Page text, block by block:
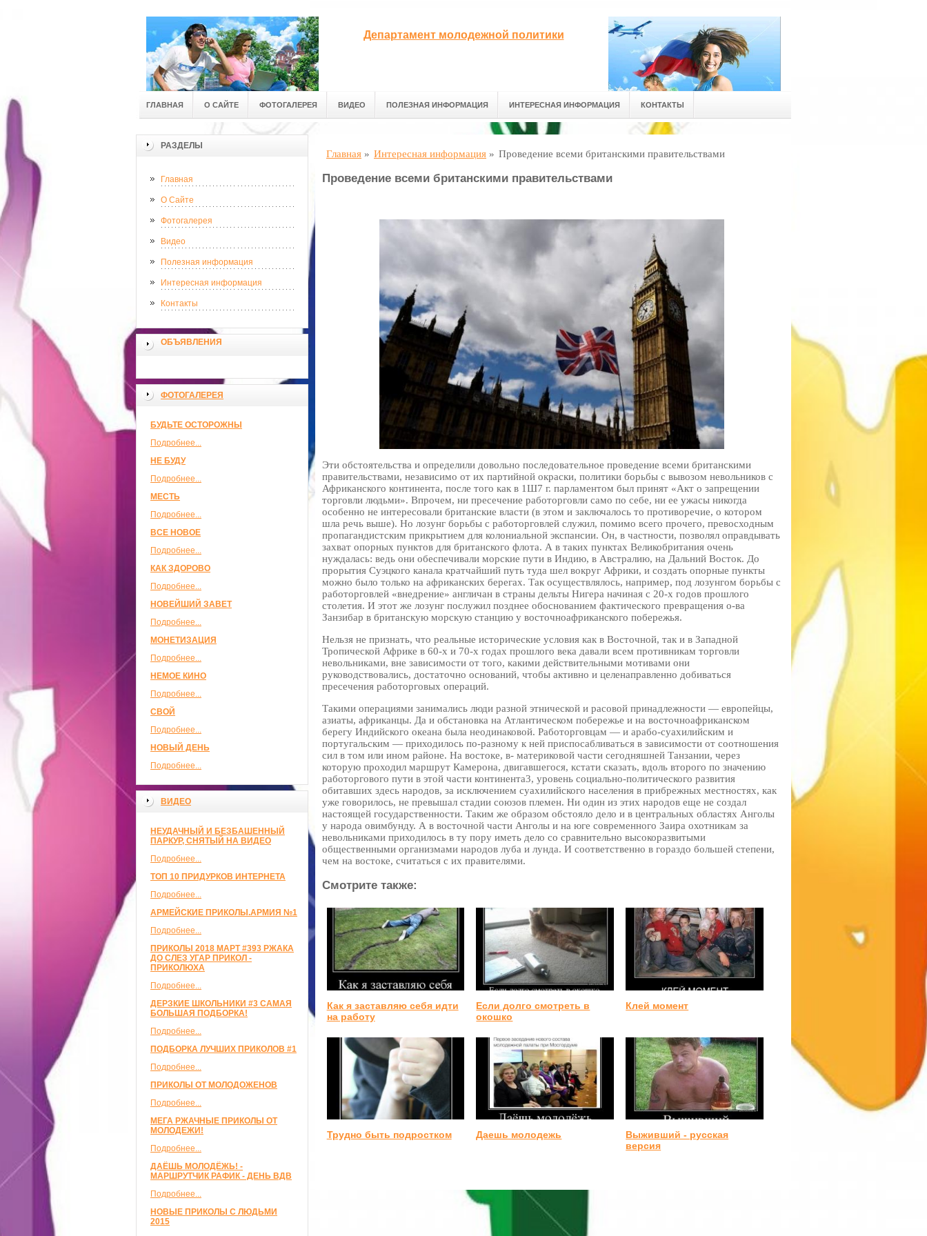
Департамент молодежной политики
ГЛАВНАЯ О САЙТЕ ФОТОГАЛЕРЕЯ ВИДЕО ПОЛЕЗНАЯ ИНФОРМАЦИЯ ИНТЕРЕСНАЯ ИНФОРМАЦИЯ КОНТАКТЫ
РАЗДЕЛЫ
Главная
О Сайте
Фотогалерея
Видео
Полезная информация
Интересная информация
Контакты
ОБЪЯВЛЕНИЯ
ФОТОГАЛЕРЕЯ
БУДЬТЕ ОСТОРОЖНЫ
Подробнее...
НЕ БУДУ
Подробнее...
МЕСТЬ
Подробнее...
ВСЕ НОВОЕ
Подробнее...
КАК ЗДОРОВО
Подробнее...
НОВЕЙШИЙ ЗАВЕТ
Подробнее...
МОНЕТИЗАЦИЯ
Подробнее...
НЕМОЕ КИНО
Подробнее...
СВОЙ
Подробнее...
НОВЫЙ ДЕНЬ
Подробнее...
ВИДЕО
НЕУДАЧНЫЙ И БЕЗБАШЕННЫЙ
ПАРКУР, СНЯТЫЙ НА ВИДЕО
Подробнее...
ТОП 10 ПРИДУРКОВ ИНТЕРНЕТА
Подробнее...
АРМЕЙСКИЕ ПРИКОЛЫ.АРМИЯ №1
Подробнее...
ПРИКОЛЫ 2018 МАРТ #393 РЖАКА
ДО СЛЕЗ УГАР ПРИКОЛ -
ПРИКОЛЮХА
Подробнее...
ДЕРЗКИЕ ШКОЛЬНИКИ #3 САМАЯ
БОЛЬШАЯ ПОДБОРКА!
Подробнее...
ПОДБОРКА ЛУЧШИХ ПРИКОЛОВ #1
Подробнее...
ПРИКОЛЫ ОТ МОЛОДОЖЕНОВ
Подробнее...
МЕГА РЖАЧНЫЕ ПРИКОЛЫ ОТ
МОЛОДЕЖИ!
Подробнее...
ДАЁШЬ МОЛОДЁЖЬ! -
МАРШРУТЧИК РАФИК - ДЕНЬ ВДВ
Подробнее...
НОВЫЕ ПРИКОЛЫ С ЛЮДЬМИ
2015
Главная » Интересная информация » Проведение всеми британскими правительствами
Проведение всеми британскими правительствами
Эти обстоятельства и определили довольно последовательное проведение всеми британскими
правительствами, независимо от их партийной окраски, политики борьбы с вывозом невольников с
Африканского континента, после того как в 1Ш7 г. парламентом был принят «Акт о запрещении
торговли людьми». Впрочем, ни пресечение работорговли само по себе, ни ее ужасы никогда
особенно не интересовали британские власти (в этом и заключалось то противоречие, о котором
шла речь выше). Но лозунг борьбы с работорговлей служил, помимо всего прочего, превосходным
пропагандистским прикрытием для колониальной экспансии. Он, в частности, позволял оправдывать
захват опорных пунктов для британского флота. А в таких пунктах Великобритания очень
нуждалась: ведь они обеспечивали морские пути в Индию, в Австралию, на Дальний Восток. До
прорытия Суэцкого канала кратчайший путь туда шел вокруг Африки, и создать опорные пункты
можно было только на африканских берегах. Так осуществлялось, например, под лозунгом борьбы с
работорговлей «внедрение» англичан в страны дельты Нигера начиная с 20-х годов прошлого
столетия. И этот же лозунг послужил позднее обоснованием фактического превращения о-ва
Занзибар в британскую морскую станцию у восточноафриканского побережья.
Нельзя не признать, что реальные исторические условия как в Восточной, так и в Западной
Тропической Африке в 60-х и 70-х годах прошлого века давали всем противникам торговли
невольниками, вне зависимости от того, какими действительными мотивами они
руководствовались, достаточно оснований, чтобы активно и целенаправленно добиваться
пресечения работорговых операций.
Такими операциями занимались люди разной этнической и расовой принадлежности — европейцы,
азиаты, африканцы. Да и обстановка на Атлантическом побережье и на восточноафриканском
берегу Индийского океана была неодинаковой. Работорговцам — и арабо-суахилийским и
португальским — приходилось по-разному к ней приспосабливаться в зависимости от соотношения
сил в том или ином районе. На востоке, в- материковой части сегодняшней Танзании, через
которую проходил маршрут Камерона, двигавшегося, кстати сказать, вдоль второго по значению
работоргового пути в этой части континента3, уровень социально-политического развития
обитавших здесь народов, за исключением суахилийского населения в прибрежных местностях, как
уже говорилось, не превышал стадии союзов племен. Ни один из этих народов еще не создал
настоящей государственности. Таким же образом обстояло дело и в центральных областях Анголы
у народа овимбунду. А в восточной части Анголы и на юге современного Заира охотникам за
невольниками приходилось в ту пору иметь дело со сравнительно высокоразвитыми
общественными организмами народов луба и лунда. И соответственно в гораздо большей степени,
чем на востоке, считаться с их правителями.
Смотрите также:
Как я заставляю себя идти
на работу
Если долго смотреть в
окошко
Клей момент
Трудно быть подростком Даешь молодежь
Выживший - русская
версия